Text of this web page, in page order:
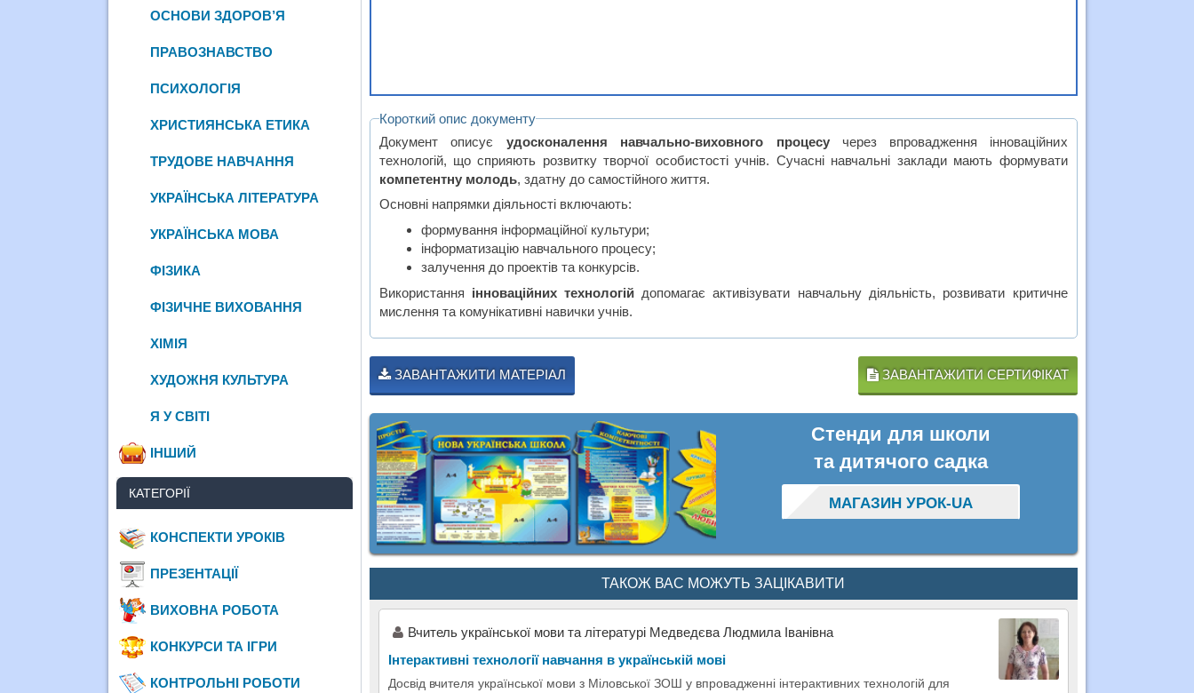
Короткий опис документу
Документ описує удосконалення навчально-виховного процесучерез впровадження інноваційних
технологій, що сприяють розвитку творчої особистості учнів. Сучасні навчальні заклади мають формувати
компетентну молодь, здатну до самостійного життя.
Основні напрямки діяльності включають:
формування інформаційної культури;
інформатизацію навчального процесу;
залучення до проектів та конкурсів.
Використання інноваційних технологійдопомагає активізувати навчальну діяльність, розвивати критичне
мислення та комунікативні навички учнів.
ЗАВАНТАЖИТИ МАТЕРІАЛ ЗАВАНТАЖИТИ СЕРТИФІКАТ
Стенди для школи
та дитячого садка
МАГАЗИН УРОК-UA
ТАКОЖ ВАС МОЖУТЬ ЗАЦІКАВИТИ
Вчитель української мови та літературі Медведєва Людмила Іванівна
Інтерактивні технології навчання в українській мові
Досвід вчителя української мови з Міловської ЗОШ у впровадженні інтерактивних технологій для
ОСНОВИ ЗДОРОВ’Я
ПРАВОЗНАВСТВО
ПСИХОЛОГІЯ
ХРИСТИЯНСЬКА ЕТИКА
ТРУДОВЕ НАВЧАННЯ
УКРАЇНСЬКА ЛІТЕРАТУРА
УКРАЇНСЬКА МОВА
ФІЗИКА
ФІЗИЧНЕ ВИХОВАННЯ
ХІМІЯ
ХУДОЖНЯ КУЛЬТУРА
Я У СВІТІ
ІНШИЙ
КАТЕГОРІЇ
КОНСПЕКТИ УРОКІВ
ПРЕЗЕНТАЦІЇ
ВИХОВНА РОБОТА
КОНКУРСИ ТА ІГРИ
КОНТРОЛЬНІ РОБОТИ